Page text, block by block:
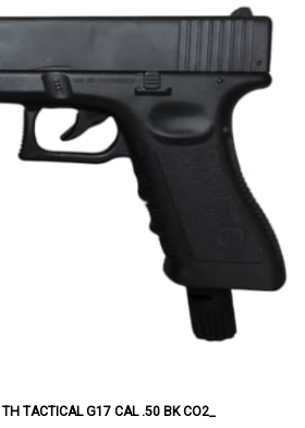
TACTICAL G17 CAL .50 BK CO2_